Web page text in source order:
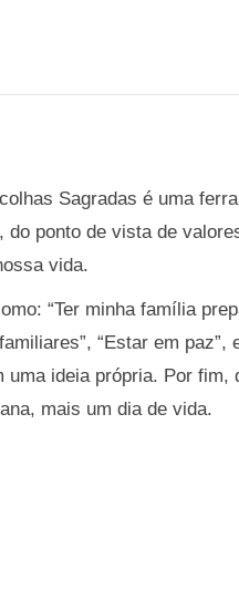
Sagradas é uma
ponto de vista de
vida.
“Ter minha família
“Estar em paz”,
ideia própria. Por fim,
mais um dia de vida.